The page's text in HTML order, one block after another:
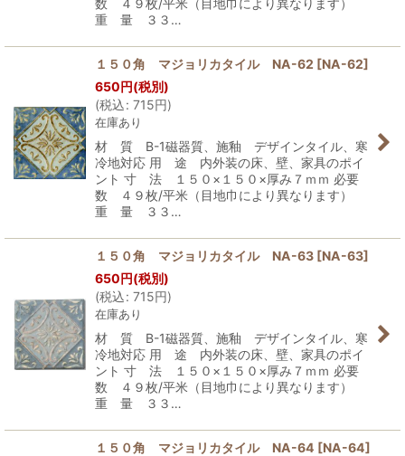
数 ４９枚/平米（目地巾により異なります）
重 量 ３３…
１５０角 マジョリカタイル NA-62 [NA-62]
650円(税別)
(税込: 715円)
在庫あり
材 質 B-1磁器質、施釉 デザインタイル、寒
冷地対応 用 途 内外装の床、壁、家具のポイ
ント 寸 法 １５０×１５０×厚み７ｍｍ 必要
数 ４９枚/平米（目地巾により異なります）
重 量 ３３…
１５０角 マジョリカタイル NA-63 [NA-63]
650円(税別)
(税込: 715円)
在庫あり
材 質 B-1磁器質、施釉 デザインタイル、寒
冷地対応 用 途 内外装の床、壁、家具のポイ
ント 寸 法 １５０×１５０×厚み７ｍｍ 必要
数 ４９枚/平米（目地巾により異なります）
重 量 ３３…
１５０角 マジョリカタイル NA-64 [NA-64]